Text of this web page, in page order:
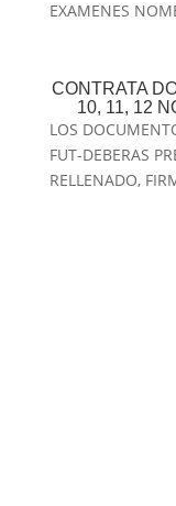
EXAMENES
CONTRATA
10, 11, 12
LOS
FUT-DEBERAS
RELLENADO,